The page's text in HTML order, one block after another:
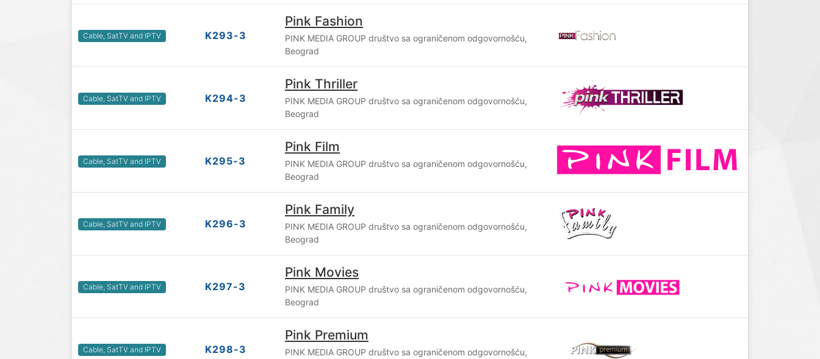
Cable, SatTV and IPTV K293-3
Pink Fashion
PINK MEDIA GROUP društvo sa ograničenom odgovornošću,
Beograd
Cable, SatTV and IPTV K294-3
Pink Thriller
PINK MEDIA GROUP društvo sa ograničenom odgovornošću,
Beograd
Cable, SatTV and IPTV K295-3
Pink Film
PINK MEDIA GROUP društvo sa ograničenom odgovornošću,
Beograd
Cable, SatTV and IPTV K296-3
Pink Family
PINK MEDIA GROUP društvo sa ograničenom odgovornošću,
Beograd
Cable, SatTV and IPTV K297-3
Pink Movies
PINK MEDIA GROUP društvo sa ograničenom odgovornošću,
Beograd
Cable, SatTV and IPTV K298-3
Pink Premium
PINK MEDIA GROUP društvo sa ograničenom odgovornošću,